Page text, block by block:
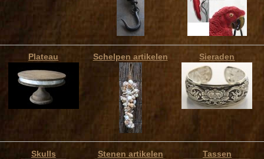
Plateau Schelpen artikelen Sieraden
Skulls Stenen artikelen Tassen